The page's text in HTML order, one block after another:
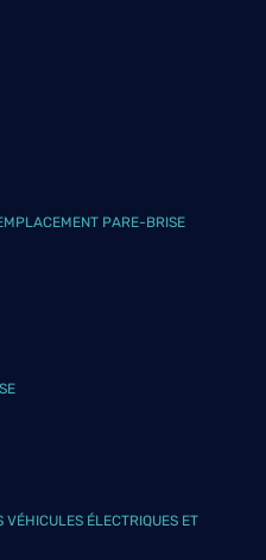
PARE-BRISE
VÉHICULES ÉLECTRIQUES ET